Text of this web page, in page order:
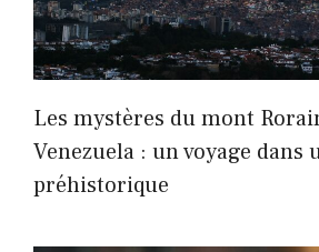
Les mystères du mont
Venezuela : un voyage dans
préhistorique